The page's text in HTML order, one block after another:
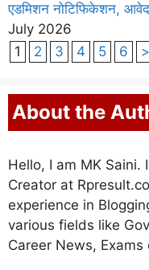
एडमिशन नोटिफिकेशन,
July 2026
1
2 3 4 5 6
About the
Hello, I am MK Saini.
Creator at
experience in
various fields like
Career News, Exams